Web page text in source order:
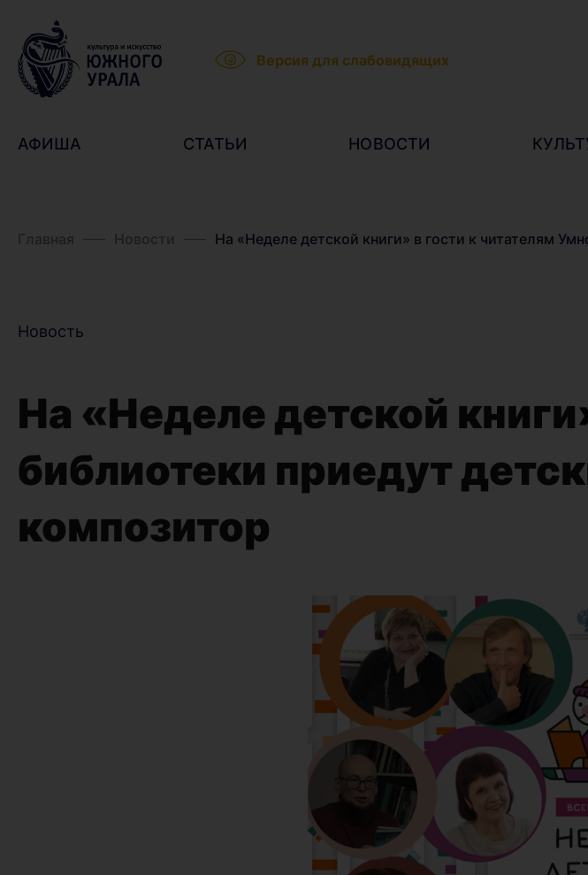
Версия для слабовидящих
АФИША СТАТЬИ НОВОСТИ
Главная Новости На «Неделе детской книги» в гости к читателям
Новость
На «Неделе детской
библиотеки приедут
композитор